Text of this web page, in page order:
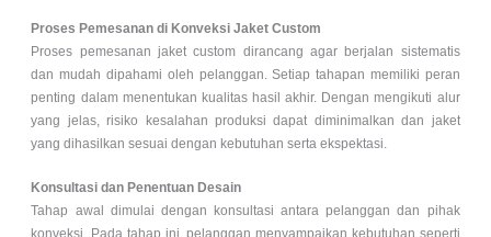
Proses Pemesanan di Konveksi Jaket Custom
Proses pemesanan jaket custom dirancang agar berjalan sistematis
dan mudah dipahami oleh pelanggan. Setiap tahapan memiliki peran
penting dalam menentukan kualitas hasil akhir. Dengan mengikuti alur
yang jelas, risiko kesalahan produksi dapat diminimalkan dan jaket
yang dihasilkan sesuai dengan kebutuhan serta ekspektasi.
Konsultasi dan Penentuan Desain
Tahap awal dimulai dengan konsultasi antara pelanggan dan pihak
konveksi. Pada tahap ini, pelanggan menyampaikan kebutuhan seperti